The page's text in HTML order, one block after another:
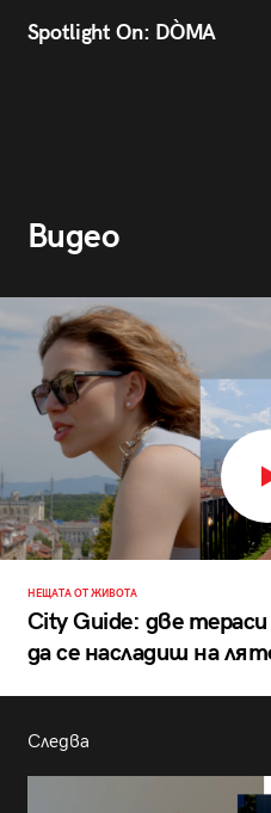
Spotlight On: DÒMA
Видео
НЕЩАТА ОТ ЖИВОТА
City Guide: две
да се насладиш на
Следва